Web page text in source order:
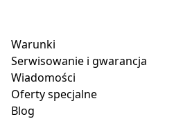
Warunki
Serwisowanie i gwarancja
Wiadomości
Oferty specjalne
Blog